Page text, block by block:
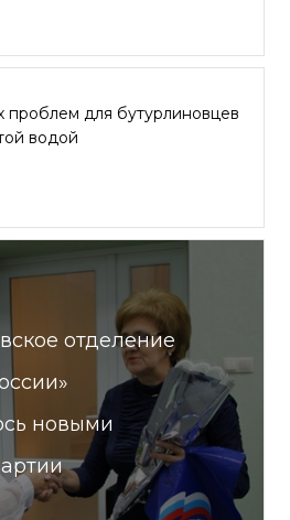
проблем для бутурлиновцев
водой
отделение
новыми